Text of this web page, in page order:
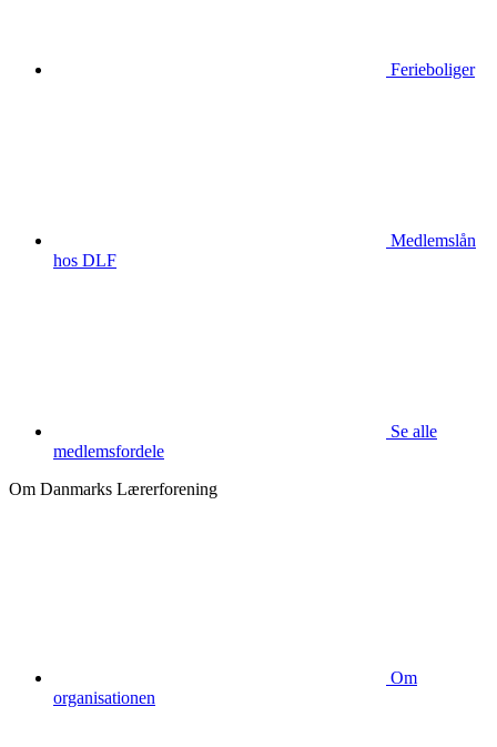
Ferieboliger
Medlemslån
hos DLF
Se alle
medlemsfordele
Om Danmarks Lærerforening
Om
organisationen